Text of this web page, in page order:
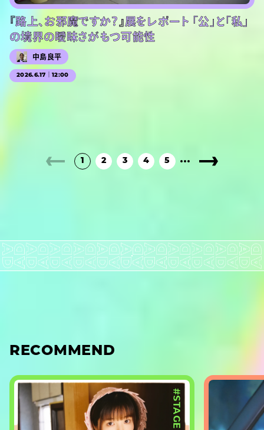
『路上、お邪魔ですか？』展をレポート 「公」と「私」
の境界の曖昧さがもつ可能性
中島良平
2026.6.17｜12:00
1 2 3 4 5
RECOMMEND
#STAGE